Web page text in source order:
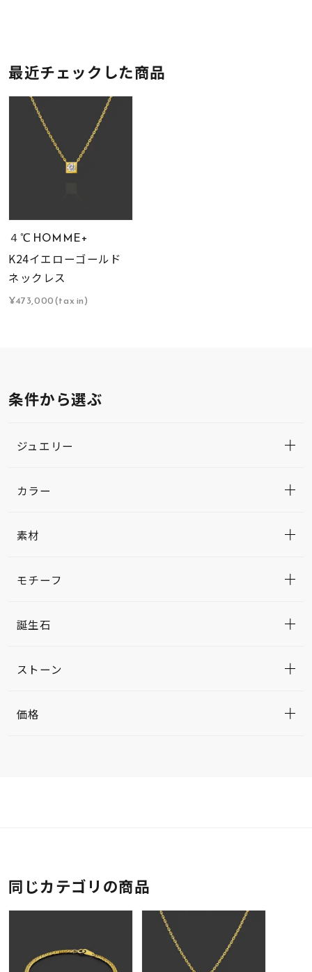
最近チェックした商品
４℃ HOMME+
K24イエローゴールド
ネックレス
¥473,000(tax in)
条件から選ぶ
ジュエリー
カラー
素材
モチーフ
誕生石
ストーン
価格
同じカテゴリの商品